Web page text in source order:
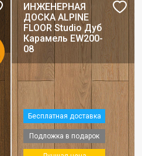
ИНЖЕНЕРНАЯ
ДОСКА ALPINE
FLOOR Studio Дуб
Карамель EW200-
08
Бесплатная доставка
Подложка в подарок